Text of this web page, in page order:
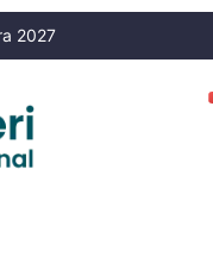
2027